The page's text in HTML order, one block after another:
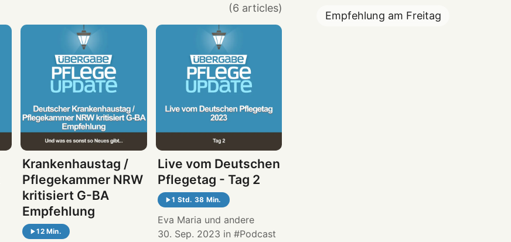
Empfehlung am Freitag
(6 articles)
Krankenhaustag /
Pflegekammer NRW
kritisiert G-BA
Empfehlung
12 Min.
Live vom Deutschen
Pflegetag - Tag 2
1 Std. 38 Min.
Eva Maria und andere
30. Sep. 2023 in Podcast